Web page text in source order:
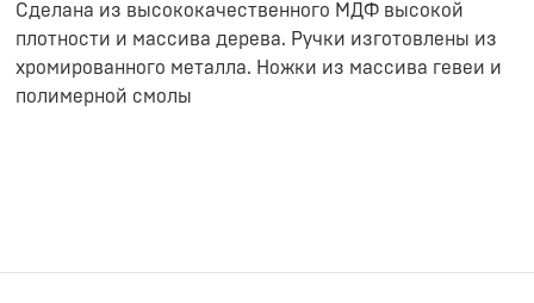
Сделана из высококачественного МДФ высокой
плотности и массива дерева. Ручки изготовлены из
хромированного металла. Ножки из массива гевеи и
полимерной смолы